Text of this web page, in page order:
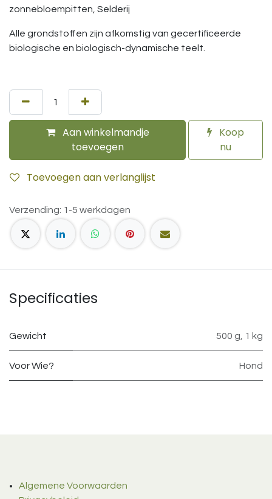
zonnebloempitten, Selderij
Alle grondstoffen zijn afkomstig van gecertificeerde
biologische en biologisch-dynamische teelt.
Aan winkelmandje
toevoegen
Koop
nu
Toevoegen aan verlanglijst
Verzending: 1-5 werkdagen
Specificaties
Gewicht 500 g 1 kg
Voor Wie? Hond
Algemene Voorwaarden